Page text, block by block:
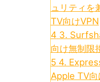
ュリティを
TV向けVPN
4 3.
向け無制限
5 4.
Apple TV向